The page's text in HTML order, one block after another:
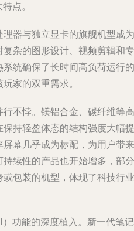
点。
器与独立显卡的旗舰机型成为
杂的图形设计、视频剪辑和专
统确保了长时间高负荷运行的
家的双重需求。
不悖。镁铝合金、碳纤维等高
持轻盈体态的结构强度大幅提
幕几乎成为标配，为用户带来
续性的产品也开始增多，部分
包装的机型，体现了科技行业
功能的深度植入。新一代笔记